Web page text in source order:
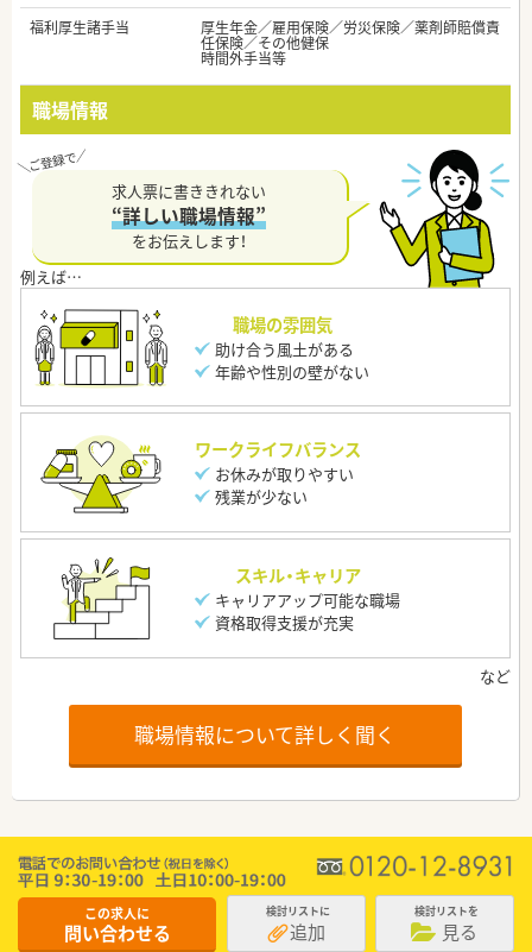
福利厚生諸手当
厚生年金／雇用保険／労災保険／薬剤師賠償責
任保険／その他健保
時間外手当等
職場情報
求人票に書ききれない
“詳しい職場情報”
をお伝えします！
職場の雰囲気
助け合う風土がある
年齢や性別の壁がない
ワークライフバランス
お休みが取りやすい
残業が少ない
スキル・キャリア
キャリアアップ可能な職場
資格取得支援が充実
職場情報について詳しく聞く
この求人に
問い合わせる
検討リストに
追加
検討リストを
見る